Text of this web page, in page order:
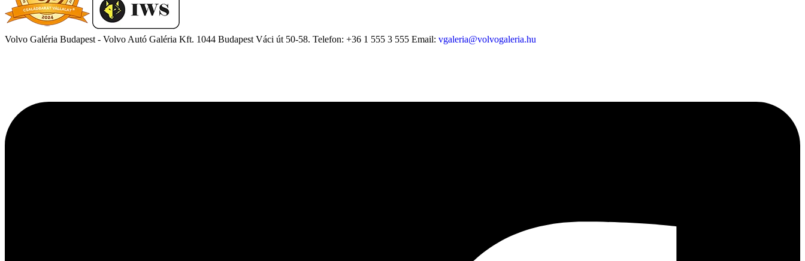
Volvo Galéria Budapest - Volvo Autó Galéria Kft. 1044 Budapest Váci út 50-58. Telefon: +36 1 555 3 555 Email: vgaleria@volvogaleria.hu